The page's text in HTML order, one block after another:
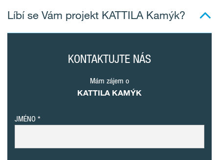
Líbí se Vám projekt KATTILA Kamýk?
KONTAKTUJTE NÁS
Mám zájem o
KATTILA KAMÝK
JMÉNO